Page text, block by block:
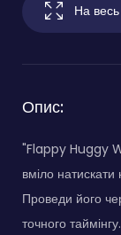
На
Опис:
"Flappy Huggy
вміло натискати
Проведи його
точного